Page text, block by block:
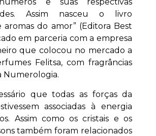
e suas respectivas
Assim nasceu o livro
aromas do amor” (Editora Best
em parceria com a empresa
que colocou no mercado a
Felitsa, com fragrâncias
Numerologia.
que todas as forças da
associadas à energia
Assim como os cristais e os
também foram relacionados